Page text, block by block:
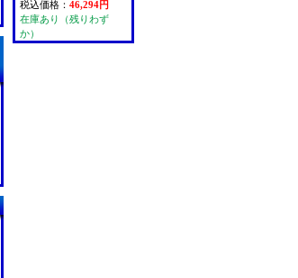
税込価格： 46,294円
在庫あり（残りわず
か）